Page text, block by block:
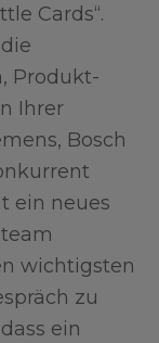
Cards“.
Produkt-
Ihrer
Bosch
ein neues
wichtigsten
zu
ein